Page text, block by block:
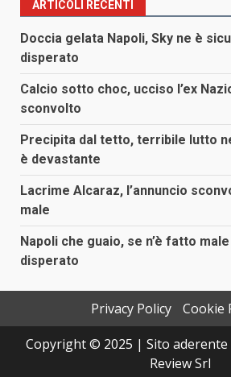
ARTICOLI RECENTI
Doccia gelata Napoli, Sky ne è
disperato
Calcio sotto choc, ucciso l’ex
sconvolto
Precipita dal tetto, terribile lutto
è devastante
Lacrime Alcaraz, l’annuncio
male
Napoli che guaio, se n’è fatto
disperato
Privacy Policy
Cookie
Copyright © 2025 | Sito
Review Srl